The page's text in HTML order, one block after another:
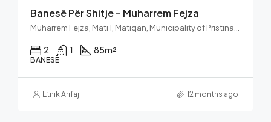
Banesë Për Shitje – Muharrem Fejza
Muharrem Fejza, Mati 1, Matiqan, Municipality of Pristina, District of Prishtina, 10060, Kosovo
2 1 85m²
BANESË
Etnik Arifaj 12 months ago